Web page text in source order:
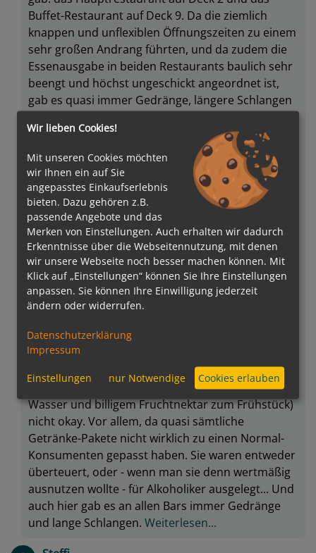
Buffet-Restaurant auf Deck 9. Da die ziemlich
knappen und unflexiblen Öffnungszeiten zu einem
sehr großen Andrang führten, und da zudem die
Essenausgabe in beiden Restaurants baulich sehr
beengt und höchst ungeschickt angeordnet ist,
gab es quasi immer Gedränge, längere Schlangen
Cruiselines (oder Schiffen) DEFINITIV besser gelöst.
Die Spezialitäten-Restaurants habe ich aufgrund
der teils sehr hohen Aufpreise gar nicht
ausprobiert. Dagegen war ja sogar das edle
Steakhouse auf AIDA-Schiffen ein Schnäppchen.
Der Mangel beim Abendessen (A-la-carte
Restaurant) war die Akustik, ähnlich einem vollen
Pub. Wer nicht das Glück hatte, einen Tisch in den
Randbereichen des Restaurants zugeteilt
bekommen zu haben, konnte sich nur mit seinen
direkten Sitznachbarn unterhalten. Bei
oder Zeichensprache angesagt... Das hatte ich so
bisher noch auf keinem anderen Schiff
empfunden. Generell empfand ich auch die
Aufpreise für alle Getränke (außer Kaffee, heißem
Wasser und billigem Fruchtnektar zum Frühstück)
nicht okay. Vor allem, da quasi sämtliche
Getränke-Pakete nicht wirklich zu einen Normal-
Konsumenten gepasst haben. Sie waren entweder
überteuert, oder - wenn man sie denn wertmäßig
ausnutzen wollte - für Alkoholiker ausgelegt... Und
auch hier gab es an allen Bars immer Gedränge
und lange Schlangen. Weiterlesen...
Wir lieben Cookies!
Mit unseren Cookies möchten
wir Ihnen ein auf Sie
angepasstes Einkaufserlebnis
bieten. Dazu gehören z.B.
passende Angebote und das
Merken von Einstellungen. Auch erhalten wir dadurch
Erkenntnisse über die Webseitennutzung, mit denen
wir unsere Webseite noch besser machen können. Mit
Klick auf „Einstellungen“ können Sie Ihre Einstellungen
anpassen. Sie können Ihre Einwilligung jederzeit
ändern oder widerrufen.
Datenschutzerklärung
Impressum
Einstellungen nur Notwendige Cookies erlauben